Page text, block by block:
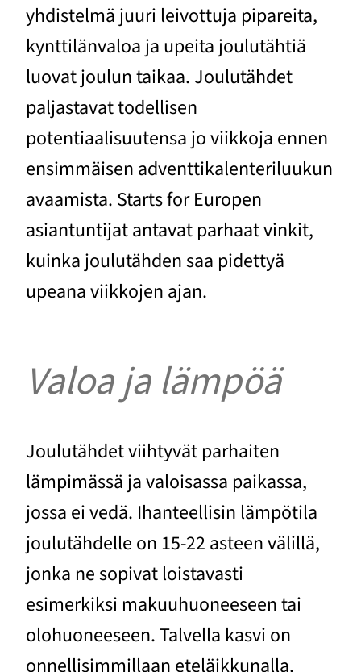
yhdistelmä juuri leivottuja pipareita,
kynttilänvaloa ja upeita joulutähtiä
luovat joulun taikaa. Joulutähdet
paljastavat todellisen
potentiaalisuutensa jo viikkoja ennen
ensimmäisen adventtikalenteriluukun
avaamista. Starts for Europen
asiantuntijat antavat parhaat vinkit,
kuinka joulutähden saa pidettyä
upeana viikkojen ajan.
Valoa ja lämpöä
Joulutähdet viihtyvät parhaiten
lämpimässä ja valoisassa paikassa,
jossa ei vedä. Ihanteellisin lämpötila
joulutähdelle on 15-22 asteen välillä,
jonka ne sopivat loistavasti
esimerkiksi makuuhuoneeseen tai
olohuoneeseen. Talvella kasvi on
onnellisimmillaan eteläikkunalla.